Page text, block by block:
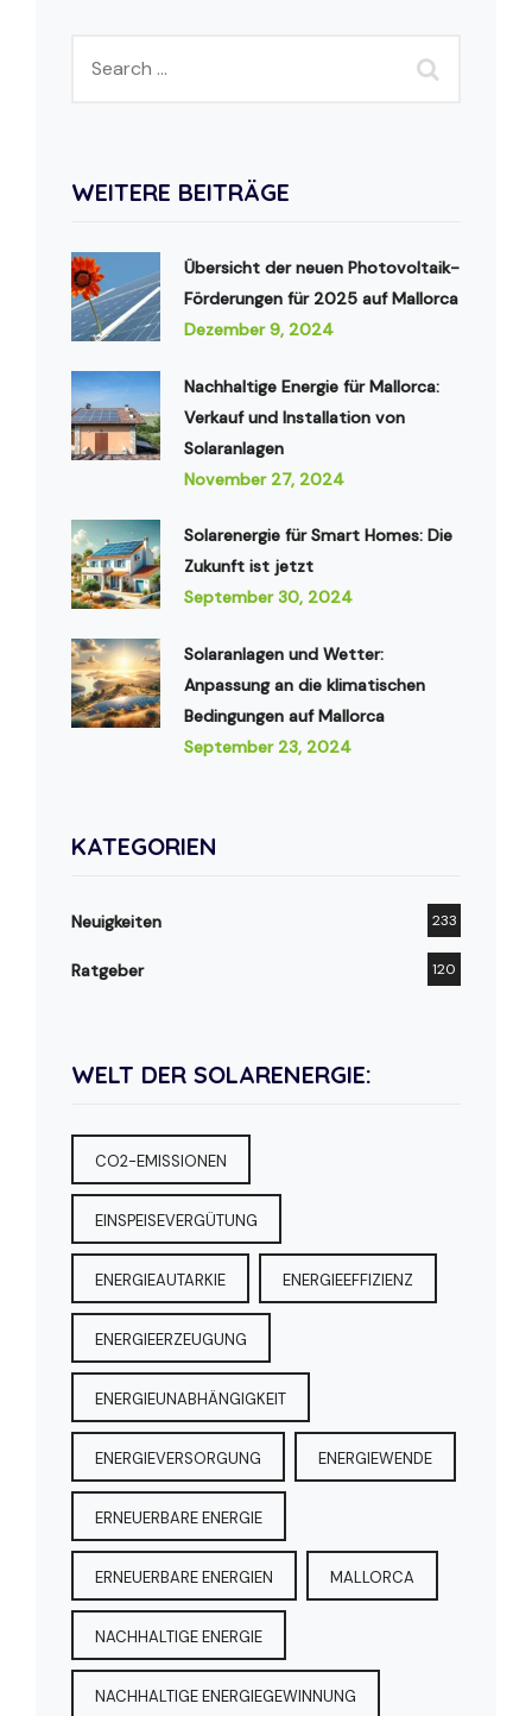
WEITERE BEITRÄGE
Übersicht der neuen Photovoltaik-
Förderungen für 2025 auf Mallorca
Dezember 9, 2024
Nachhaltige Energie für Mallorca:
Verkauf und Installation von
Solaranlagen
November 27, 2024
Solarenergie für Smart Homes: Die
Zukunft ist jetzt
September 30, 2024
Solaranlagen und Wetter:
Anpassung an die klimatischen
Bedingungen auf Mallorca
September 23, 2024
KATEGORIEN
Neuigkeiten 233
Ratgeber 120
WELT DER SOLARENERGIE:
CO2-EMISSIONEN
EINSPEISEVERGÜTUNG
ENERGIEAUTARKIE ENERGIEEFFIZIENZ
ENERGIEERZEUGUNG
ENERGIEUNABHÄNGIGKEIT
ENERGIEVERSORGUNG ENERGIEWENDE
ERNEUERBARE ENERGIE
ERNEUERBARE ENERGIEN MALLORCA
NACHHALTIGE ENERGIE
NACHHALTIGE ENERGIEGEWINNUNG